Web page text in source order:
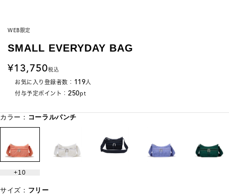
WEB限定
SMALL EVERYDAY BAG
13,750税込
お気に入り登録者数： 119人
付与予定ポイント： 250pt
カラー： コーラルパンチ
10
サイズ： フリー